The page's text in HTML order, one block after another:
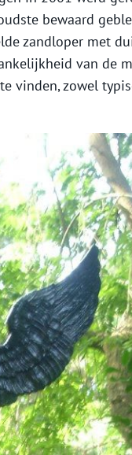
bewaard
zandloper met
van de
vinden, zowel